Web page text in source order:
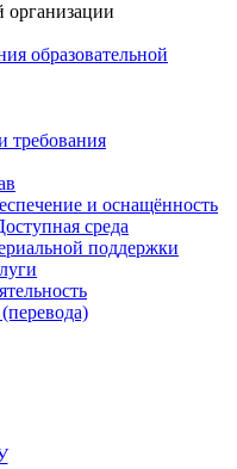
организации
образовательной
требования
и оснащённость
среда
поддержки